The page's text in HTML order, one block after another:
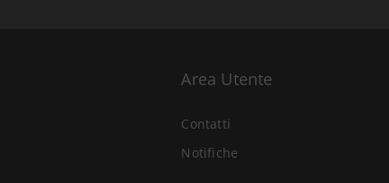
Area Utente
Contatti
Notifiche